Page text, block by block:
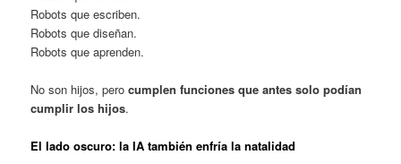
Robots que escriben.
Robots que diseñan.
Robots que aprenden.
No son hijos, perocumplen funciones que antes solo podían
cumplir los hijos.
El lado oscuro: la IA también enfría la natalidad